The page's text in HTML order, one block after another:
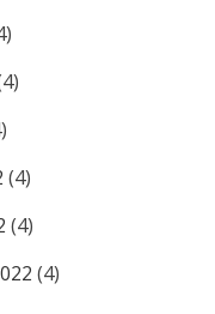
(4)
(4)
(4)